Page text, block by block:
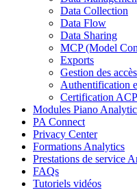
Data Collection
Data Flow
Data Sharing
MCP (Model
Exports
Gestion des
Authentification
Certification
Modules Piano
PA Connect
Privacy Center
Formations Analytics
Prestations de service
FAQs
Tutoriels vidéos